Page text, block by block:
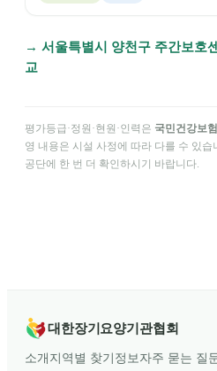
→ 서울특별시 양천구 주간보호
교
평가등급·정원·현원·인력은 국민건강보
영 내용은 시설 사정에 따라 다를 수 있습
공단에 한 번 더 확인하시기 바랍니다.
대한장기요양기관협회
소개 지역별 찾기 정보자주 묻는 질